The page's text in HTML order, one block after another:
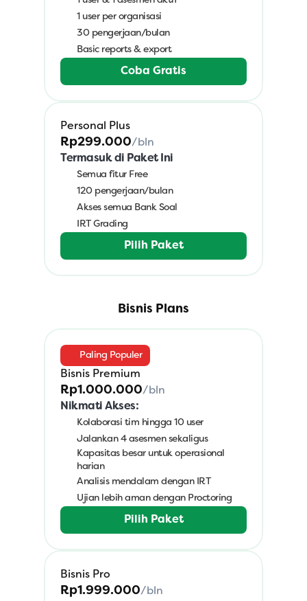
Bisnis Plans
Paling Populer
Bisnis Premium
Rp1.000.000/bln
Nikmati Akses:
Kolaborasi tim hingga 10 user
Jalankan 4 asesmen sekaligus
Kapasitas besar untuk operasional
harian
Analisis mendalam dengan IRT
Ujian lebih aman dengan Proctoring
Pilih Paket
Bisnis Pro
Rp1.999.000/bln
1 user per organisasi
30 pengerjaan/bulan
Basic reports & export
Coba Gratis
Personal Plus
Rp299.000/bln
Termasuk di Paket Ini
Semua fitur Free
120 pengerjaan/bulan
Akses semua Bank Soal
IRT Grading
Pilih Paket